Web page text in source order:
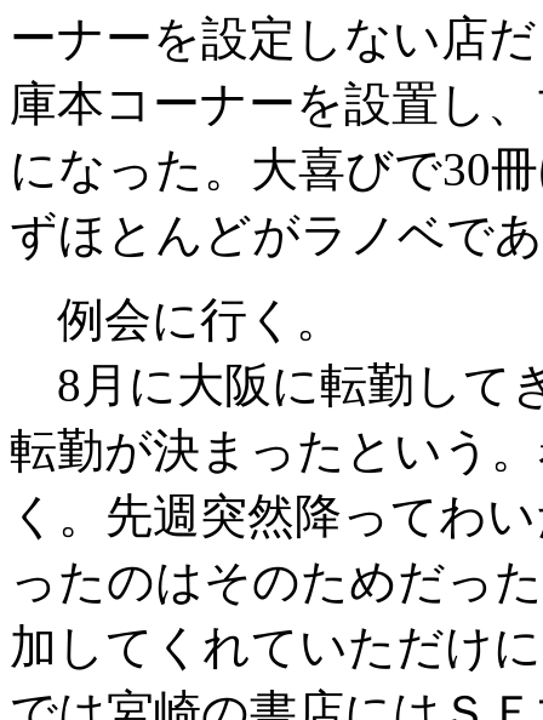
ーナーを設定しない店
庫本コーナーを設置し
になった。大喜びで30
ずほとんどがラノベで
例会に行く。
8月に大阪に転勤して
転勤が決まったという
く。先週突然降ってわ
ったのはそのためだっ
加してくれていただけ